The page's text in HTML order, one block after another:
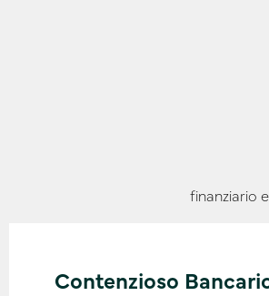
finanziario
Contenzioso